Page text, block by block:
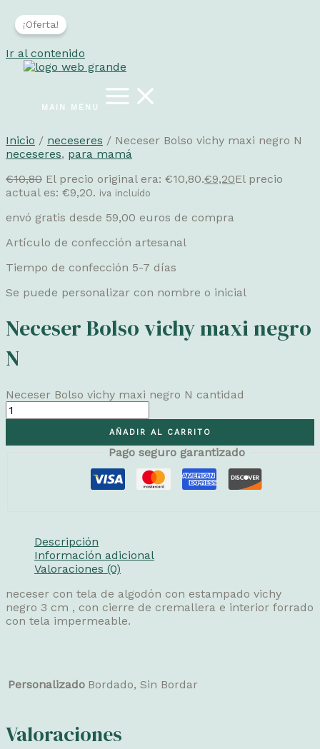
Ir al contenido
MAIN MENU
¡Oferta!
Inicio / neceseres / Neceser Bolso vichy maxi negro N
neceseres, para mamá
€10,80 El precio original era: €10,80.€9,20El precio
actual es: €9,20. iva incluído
envó gratis desde 59,00 euros de compra
Artículo de confección artesanal
Tiempo de confección 5-7 días
Se puede personalizar con nombre o inicial
Neceser Bolso vichy maxi negro
N
Neceser Bolso vichy maxi negro N cantidad
AÑADIR AL CARRITO
Pago seguro garantizado
Descripción
Información adicional
Valoraciones (0)
neceser con tela de algodón con estampado vichy
negro 3 cm , con cierre de cremallera e interior forrado
con tela impermeable.
Personalizado Bordado, Sin Bordar
Valoraciones